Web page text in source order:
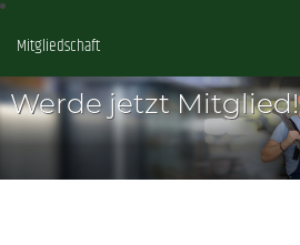
Mitgliedschaft
Werde jetzt Mitglied!